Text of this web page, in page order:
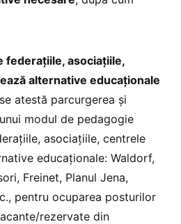
federaţiile, asociaţiile,
alternative educaţionale
atestă parcurgerea și
modul de pedagogie
asociaţiile, centrele
educaţionale: Waldorf,
Freinet, Planul Jena,
pentru ocuparea posturilor
rezervate din